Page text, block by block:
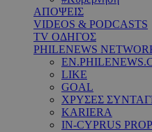
ΑΠΟΨΕΙΣ
VIDEOS & PODCASTS
TV ΟΔΗΓΟΣ
PHILENEWS
LIKE
GOAL
ΧΡΥΣΕΣ
KARIERA
IN-CYPRUS